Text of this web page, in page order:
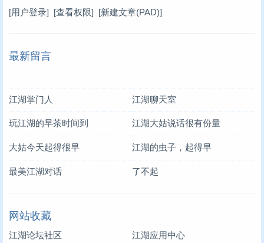
[用户登录] [查看权限] [新建文章(PAD)]
最新留言
江湖掌门人 江湖聊天室
玩江湖的早茶时间到 江湖大姑说话很有份量
大姑今天起得很早 江湖的虫子，起得早
最美江湖对话 了不起
网站收藏
江湖论坛社区 江湖应用中心